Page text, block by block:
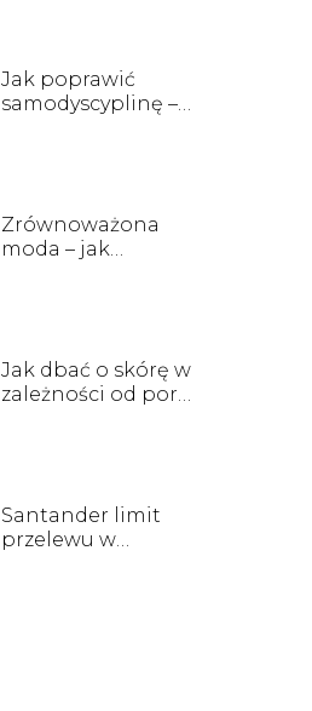
Jak poprawić
samodyscyplinę –
Zrównoważona
moda – jak
Jak dbać o skórę w
zależności od pory
Santander limit
przelewu w